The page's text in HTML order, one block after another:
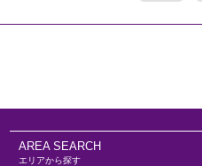
エリアから探す
AREA SEARCH